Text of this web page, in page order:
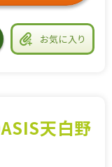
お気に入り
天白野